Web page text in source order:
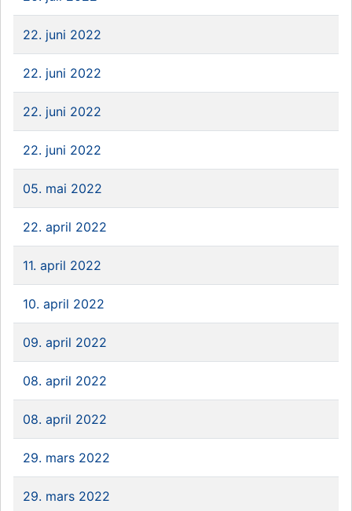
22. juni 2022
22. juni 2022
22. juni 2022
22. juni 2022
05. mai 2022
22. april 2022
11. april 2022
10. april 2022
09. april 2022
08. april 2022
08. april 2022
29. mars 2022
29. mars 2022